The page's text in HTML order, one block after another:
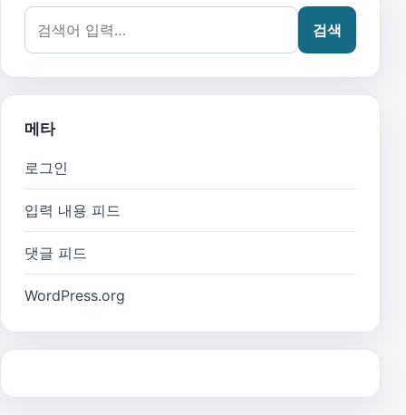
검색어:
검색
메타
로그인
입력 내용 피드
댓글 피드
WordPress.org